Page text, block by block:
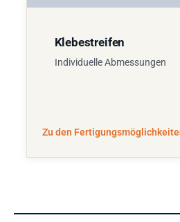
Klebestreifen
Individuelle Abmessungen
Zu den